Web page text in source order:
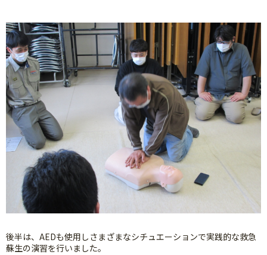
後半は、AEDも使用しさまざまなシチュエーションで実践的な救急
蘇生の演習を行いました。